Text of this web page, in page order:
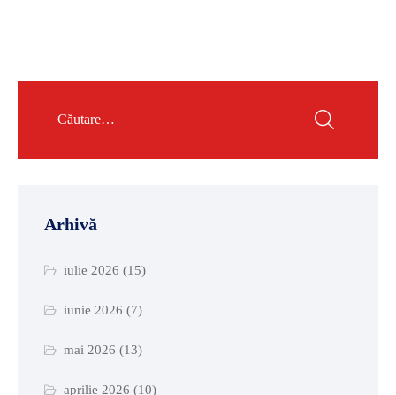
Arhivă
iulie 2026 (15)
iunie 2026 (7)
mai 2026 (13)
aprilie 2026 (10)